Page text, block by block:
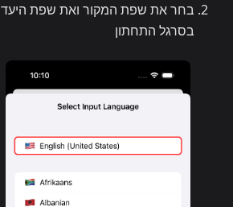
בחר את שפת המקור ואת שפת היעד
בסרגל התחתון